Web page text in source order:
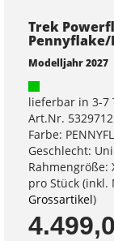
Trek
Pennyflake/
Modelljahr 2027
lieferbar in 3-7
Art.Nr. 5329712
Farbe:
Geschlecht: Uni
Rahmengröße:
pro Stück (inkl.
Grossartikel)